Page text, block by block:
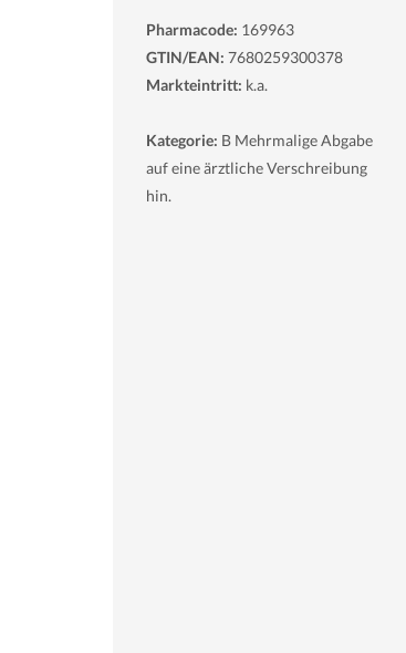
Pharmacode: 169963
GTIN/EAN: 7680259300378
Markteintritt: k.a.
Kategorie: B Mehrmalige Abgabe
auf eine ärztliche Verschreibung
hin.